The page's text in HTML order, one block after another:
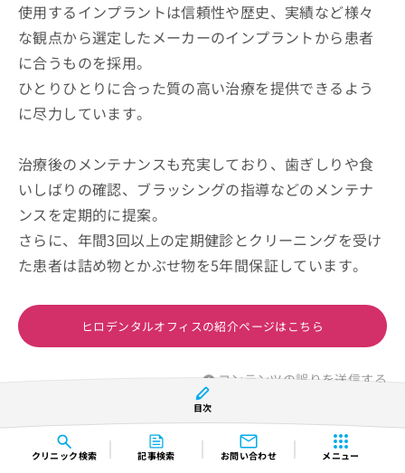
クリニック検索 記事検索 お問い合わせ メニュー
使用するインプラントは信頼性や歴史、実績など様々
な観点から選定したメーカーのインプラントから患者
に合うものを採用。
ひとりひとりに合った質の高い治療を提供できるよう
に尽力しています。
治療後のメンテナンスも充実しており、歯ぎしりや食
いしばりの確認、ブラッシングの指導などのメンテナ
ンスを定期的に提案。
さらに、年間3回以上の定期健診とクリーニングを受け
た患者は詰め物とかぶせ物を5年間保証しています。
ヒロデンタルオフィスの紹介ページはこちら
コンテンツの誤りを送信する
いな歯科クリニック
目次